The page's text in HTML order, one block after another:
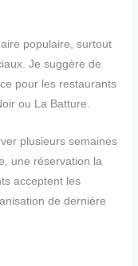
populaire, surtout
Je suggère de
pour les restaurants
ou La Batture.
plusieurs semaines
une réservation la
acceptent les
de dernière